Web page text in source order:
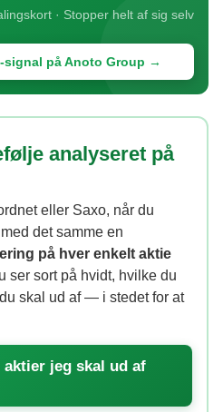
· Stopper helt af sig selv
på Anoto Group →
analyseret på
eller Saxo, når du
det samme en
på hver enkelt aktie
ser sort på hvidt, hvilke du
skal ud af — i stedet for at
jeg skal ud af